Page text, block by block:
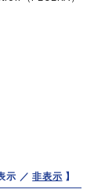
示 ／非表示 】